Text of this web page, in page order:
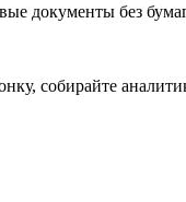
документы без
собирайте